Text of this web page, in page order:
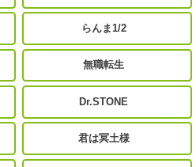
らんま1/2
無職転生
Dr.STONE
君は冥土様